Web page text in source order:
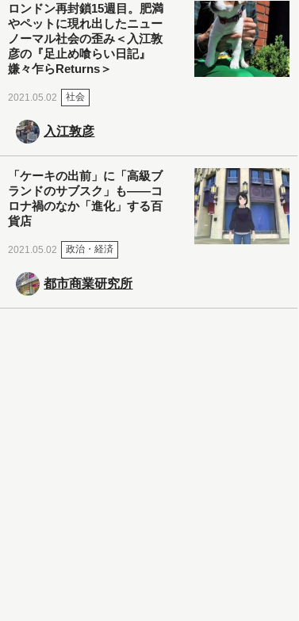
ロンドン再封鎖15週目。肥満
やペットに現れ出したニュー
ノーマル社会の歪み＜入江敦
彦の『足止め喰らい日記』
嫌々乍らReturns＞
2021.05.02 社会
入江敦彦
「ケーキの出前」に「高級ブ
ランドのサブスク」も――コ
ロナ禍のなか「進化」する百
貨店
2021.05.02 政治・経済
都市商業研究所